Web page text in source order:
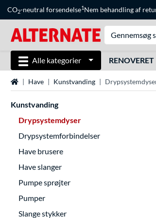
CO2-neutral forsendelse1Nem behandling af
Alle kategorier RENOVERET
StartsideHave Kunstvanding
Kunstvanding
Drypsystemdyser
Drypsystemforbindelser
Have brusere
Have slanger
Pumpe sprøjter
Pumper
Slange stykker